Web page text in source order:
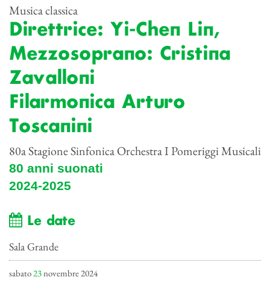
Musica classica
Direttrice: Yi-Chen Lin,
Mezzosoprano: Cristina
Zavalloni
Filarmonica Arturo
Toscanini
80a Stagione Sinfonica Orchestra I Pomeriggi Musicali
80 anni suonati
2024-2025
Le date
Sala Grande
sabato23novembre 2024